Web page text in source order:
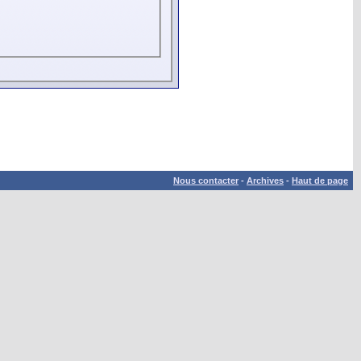
Nous contacter - Archives - Haut de page